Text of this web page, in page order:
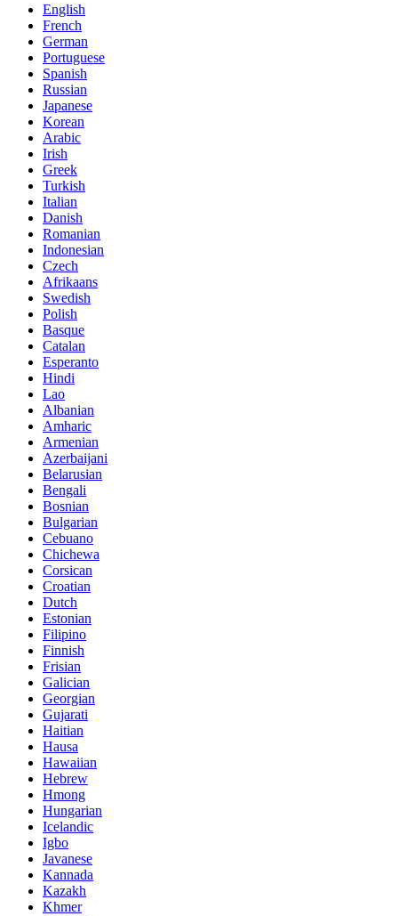
English
French
German
Portuguese
Spanish
Russian
Japanese
Korean
Arabic
Irish
Greek
Turkish
Italian
Danish
Romanian
Indonesian
Czech
Afrikaans
Swedish
Polish
Basque
Catalan
Esperanto
Hindi
Lao
Albanian
Amharic
Armenian
Azerbaijani
Belarusian
Bengali
Bosnian
Bulgarian
Cebuano
Chichewa
Corsican
Croatian
Dutch
Estonian
Filipino
Finnish
Frisian
Galician
Georgian
Gujarati
Haitian
Hausa
Hawaiian
Hebrew
Hmong
Hungarian
Icelandic
Igbo
Javanese
Kannada
Kazakh
Khmer